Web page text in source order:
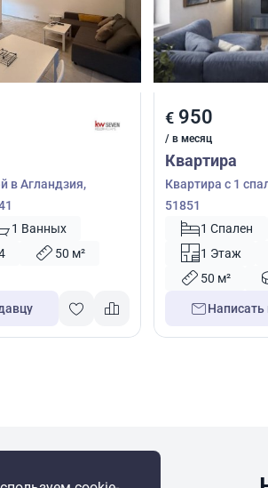
в Агландзия,
1 Ванных
50 м²
€950
/ в месяц
Квартира
Квартира с 1
51851
1 Спален
1 Этаж
50 м²
Написать